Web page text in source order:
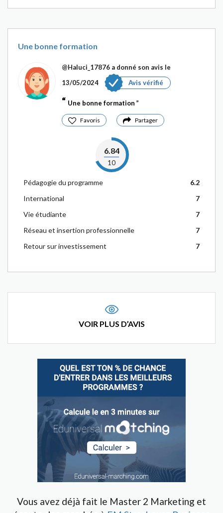
Une bonne formation
@Haluci_17876 a donné son avis le
13/05/2024
Avis vérifié
Une bonne formation
Favoris Partager
6.84
10
Pédagogie du programme
6.2
International
7
Vie étudiante
7
Réseau et insertion professionnelle
7
Retour sur investissement
7
VOIR PLUS D’AVIS
Vous avez déjà fait le Master 2 Marketing et